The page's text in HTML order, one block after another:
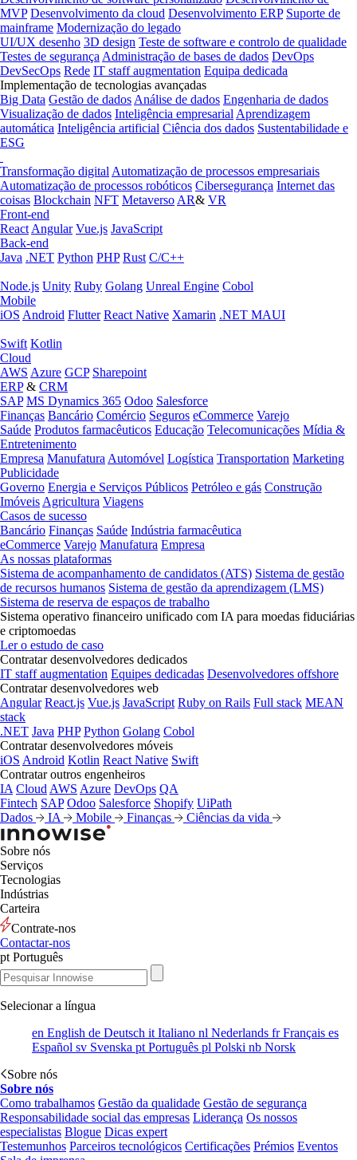
MVP Desenvolvimento da cloud Desenvolvimento ERP Suporte de
mainframe Modernização do legado
UI/UX desenho 3D design Teste de software e controlo de qualidade
Testes de segurança Administração de bases de dados DevOps
DevSecOps Rede IT staff augmentation Equipa dedicada
Implementação de tecnologias avançadas
Big Data Gestão de dados Análise de dados Engenharia de dados
Visualização de dados Inteligência empresarial Aprendizagem
automática Inteligência artificial Ciência dos dados Sustentabilidade e
ESG
Transformação digital Automatização de processos empresariais
Automatização de processos robóticos Cibersegurança Internet das
coisas Blockchain NFT Metaverso AR& VR
Front-end
React Angular Vue.js JavaScript
Back-end
Java .NET Python PHP Rust C/C++
Node.js Unity Ruby Golang Unreal Engine Cobol
Mobile
iOS Android Flutter React Native Xamarin .NET MAUI
Swift Kotlin
Cloud
AWS Azure GCP Sharepoint
ERP& CRM
SAP MS Dynamics 365 Odoo Salesforce
Finanças Bancário Comércio Seguros eCommerce Varejo
Saúde Produtos farmacêuticos Educação Telecomunicações Mídia &
Entretenimento
Empresa Manufatura Automóvel Logística Transportation Marketing
Publicidade
Governo Energia e Serviços Públicos Petróleo e gás Construção
Imóveis Agricultura Viagens
Casos de sucesso
Bancário Finanças Saúde Indústria farmacêutica
eCommerce Varejo Manufatura Empresa
As nossas plataformas
Sistema de acompanhamento de candidatos (ATS) Sistema de gestão
de recursos humanos Sistema de gestão da aprendizagem (LMS)
Sistema de reserva de espaços de trabalho
Sistema operativo financeiro unificado com IA para moedas fiduciárias
e criptomoedas
Ler o estudo de caso
Contratar desenvolvedores dedicados
IT staff augmentation Equipes dedicadas Desenvolvedores offshore
Contratar desenvolvedores web
Angular React.js Vue.js JavaScript Ruby on Rails Full stack MEAN
stack
.NET Java PHP Python Golang Cobol
Contratar desenvolvedores móveis
iOS Android Kotlin React Native Swift
Contratar outros engenheiros
IA Cloud AWS Azure DevOps QA
Fintech SAP Odoo Salesforce Shopify UiPath
Dados
IA Mobile Finanças Ciências da vida
Sobre nós
Serviços
Tecnologias
Indústrias
Carteira
Contrate-nos
Contactar-nos
pt Português
Selecionar a língua
en English de Deutsch it Italiano nl Nederlands frFrançais es
Español sv Svenska pt Português pl Polski nb Norsk
Sobre nós
Sobre nós
Como trabalhamos Gestão da qualidade Gestão de segurança
Responsabilidade social das empresas Liderança Os nossos
especialistas Blogue Dicas expert
Testemunhos Parceiros tecnológicos Certificações Prémios Eventos